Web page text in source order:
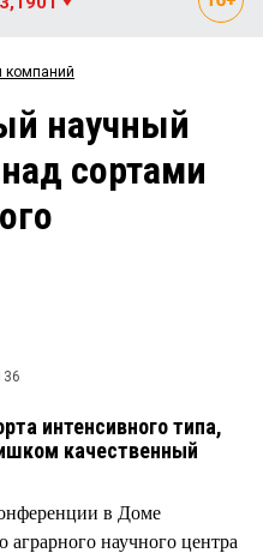
Мнения
Рейтинги
Блоги
Архив
компаний
научный
сортами
интенсивного типа,
качественный
в Доме
научного центра